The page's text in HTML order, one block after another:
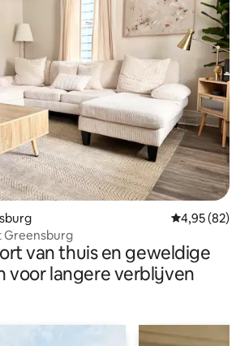
Gemiddelde
4,95 (82)
Greensburg
van thuis en geweldige
voor langere verblijven